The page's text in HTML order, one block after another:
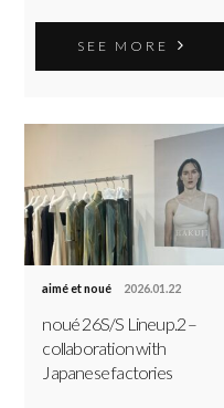
SEE MORE
aimé et noué 2026.01.22
noué 26S/S Lineup.2 –
collaboration with
Japanese factories